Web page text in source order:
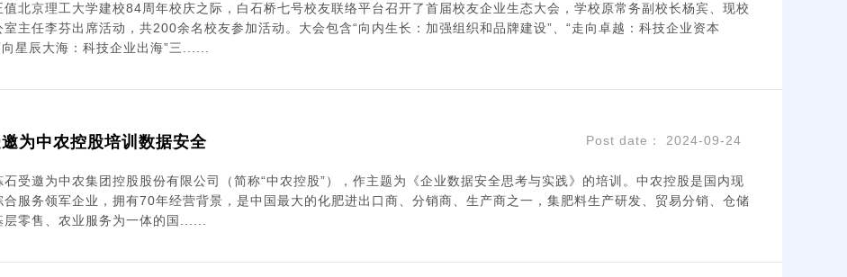
值北京理工大学建校84周年校庆之际，白石桥七号校友联络平台召开了首届校友企业生态大会，学校原常务副校长杨宾、现校
室主任李芬出席活动，共200余名校友参加活动。大会包含“向内生长：加强组织和品牌建设”、“走向卓越：科技企业资本
向星辰大海：科技企业出海”三......
为中农控股培训数据安全 Post date： 2024-09-24
石受邀为中农集团控股股份有限公司（简称“中农控股”），作主题为《企业数据安全思考与实践》的培训。中农控股是国内现
合服务领军企业，拥有70年经营背景，是中国最大的化肥进出口商、分销商、生产商之一，集肥料生产研发、贸易分销、仓储
层零售、农业服务为一体的国......